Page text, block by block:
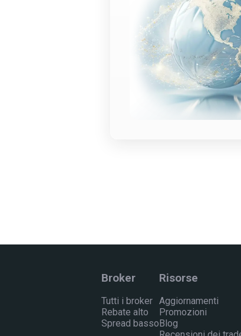
Broker
Tutti i broker
Rebate alto
Spread basso
Risorse
Aggiornamenti
Promozioni
Blog